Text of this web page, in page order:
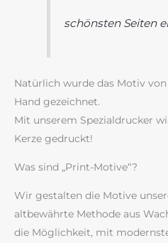
schönsten Seiten
Natürlich wurde das Motiv
Hand gezeichnet.
Mit unserem Spezialdrucker
Kerze gedruckt!
Was sind „Print-Motive“?
Wir gestalten die Motive
altbewährte Methode aus
die Möglichkeit, mit